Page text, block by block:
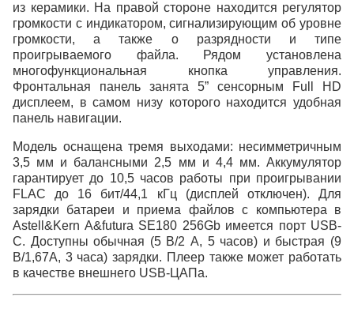
из керамики. На правой стороне находится регулятор
громкости с индикатором, сигнализирующим об уровне
громкости, а также о разрядности и типе
проигрываемого файла. Рядом установлена
многофункциональная кнопка управления.
Фронтальная панель занята 5” сенсорным Full HD
дисплеем, в самом низу которого находится удобная
панель навигации.
Модель оснащена тремя выходами: несимметричным
3,5 мм и балансными 2,5 мм и 4,4 мм. Аккумулятор
гарантирует до 10,5 часов работы при проигрывании
FLAC до 16 бит/44,1 кГц (дисплей отключен). Для
зарядки батареи и приема файлов с компьютера в
Astell&Kern A&futura SE180 256Gb имеется порт USB-
С. Доступны обычная (5 В/2 А, 5 часов) и быстрая (9
В/1,67A, 3 часа) зарядки. Плеер также может работать
в качестве внешнего USB-ЦАПа.